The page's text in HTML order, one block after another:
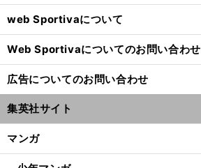
web Sportivaについて
Web Sportivaについてのお問い合わせ
広告についてのお問い合わせ
集英社サイト
マンガ